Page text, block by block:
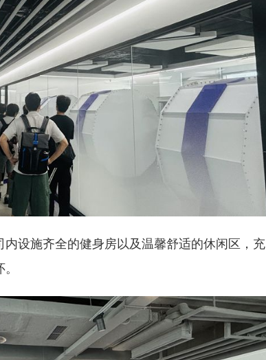
设施齐全的健身房以及温馨舒适的休闲区，充